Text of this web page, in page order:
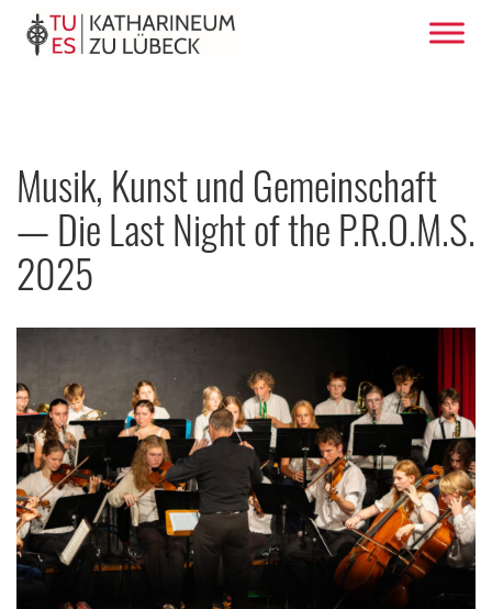
Musik, Kunst und Gemeinschaft
— Die Last Night of the P.R.O.M.S.
2025